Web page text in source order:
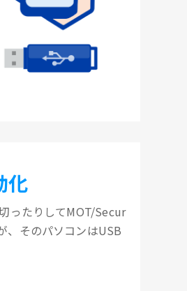
化
ったりしてMOT/Secur
、そのパソコンはUSB